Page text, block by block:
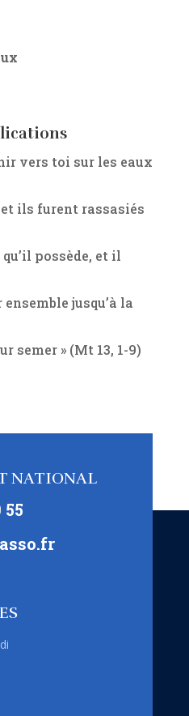
vers toi sur les eaux
ils furent rassasiés
possède, et il
jusqu’à la
semer » (Mt 13, 1-9)
NATIONAL
55